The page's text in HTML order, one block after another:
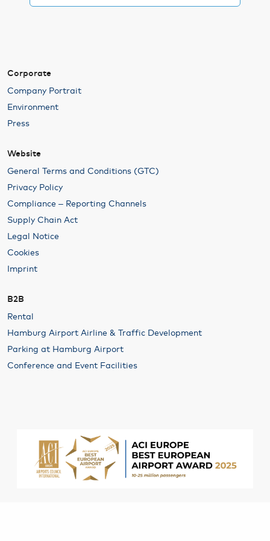
Corporate
Company Portrait
Environment
Press
Website
General Terms and Conditions (GTC)
Privacy Policy
Compliance – Reporting Channels
Supply Chain Act
Legal Notice
Cookies
Imprint
B2B
Rental
Hamburg Airport Airline & Traffic Development
Parking at Hamburg Airport
Conference and Event Facilities